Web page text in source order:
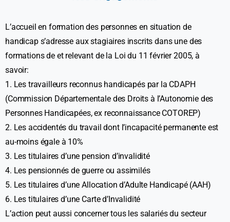
L’accueil en formation des personnes en situation de
handicap s’adresse aux stagiaires inscrits dans une des
formations de et relevant de la Loi du 11 février 2005, à
savoir:
1. Les travailleurs reconnus handicapés par la CDAPH
(Commission Départementale des Droits à l’Autonomie des
Personnes Handicapées, ex reconnaissance COTOREP)
2. Les accidentés du travail dont l’incapacité permanente est
au-moins égale à 10%
3. Les titulaires d’une pension d’invalidité
4. Les pensionnés de guerre ou assimilés
5. Les titulaires d’une Allocation d’Adulte Handicapé (AAH)
6. Les titulaires d’une Carte d’Invalidité
L’action peut aussi concerner tous les salariés du secteur